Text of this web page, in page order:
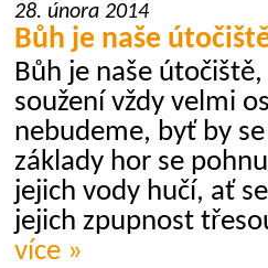
28. února 2014
Bůh je naše
Bůh je naše
soužení vždy velmi
nebudeme, byť by
základy hor se
jejich vody hučí, ať
jejich zpupnost
více »